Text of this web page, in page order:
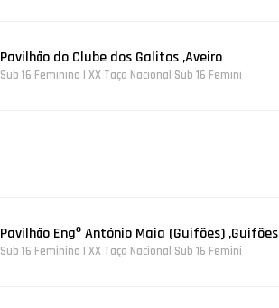
Pavilhão do Clube dos Galitos ,Aveiro
Sub 16 Feminino | XX Taça Nacional Sub 16 Femini
Pavilhão Engº António Maia (Guifões) ,Guifões
Sub 16 Feminino | XX Taça Nacional Sub 16 Femini